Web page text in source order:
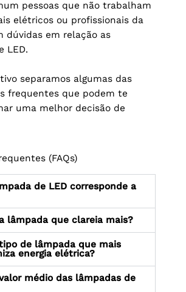
pessoas que não trabalham
elétricos ou profissionais da
dúvidas em relação as
LED.
separamos algumas das
frequentes que podem te
uma melhor decisão de
(FAQs)
de LED corresponde a
lâmpada que clareia mais?
de lâmpada que mais
energia elétrica?
médio das lâmpadas de